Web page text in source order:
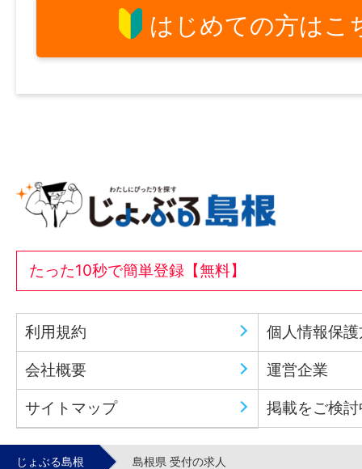
はじめての方はこ
たった10秒で簡単登録【無料】
利用規約 個人情報保
会社概要 運営企業
サイトマップ 掲載をご検
じょぶる島根 島根県 受付の求人